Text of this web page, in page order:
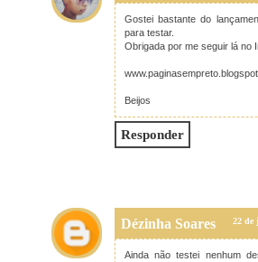
Gostei bastante do
para testar.
Obrigada por me seguir lá no
Beijos
Responder
Dézinha Soares 22 de
Ainda não testei nenhum